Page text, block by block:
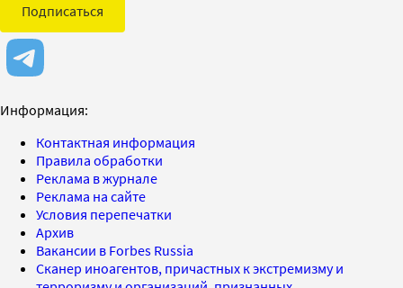
Подписаться
Информация:
Контактная информация
Правила обработки
Реклама в журнале
Реклама на сайте
Условия перепечатки
Архив
Вакансии в Forbes Russia
Сканер иноагентов, причастных к экстремизму и